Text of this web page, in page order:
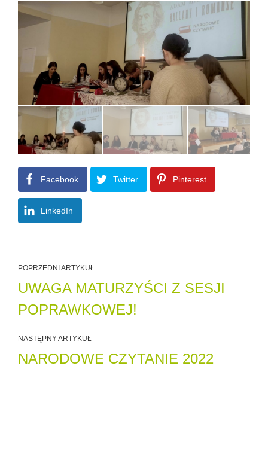
Facebook Twitter Pinterest
LinkedIn
POPRZEDNI ARTYKUŁ
UWAGA MATURZYŚCI Z SESJI
POPRAWKOWEJ!
NASTĘPNY ARTYKUŁ
NARODOWE CZYTANIE 2022